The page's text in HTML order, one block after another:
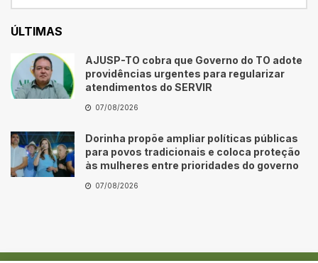
ÚLTIMAS
AJUSP-TO cobra que Governo do TO adote
providências urgentes para regularizar
atendimentos do SERVIR
07/08/2026
Dorinha propõe ampliar políticas públicas
para povos tradicionais e coloca proteção
às mulheres entre prioridades do governo
07/08/2026